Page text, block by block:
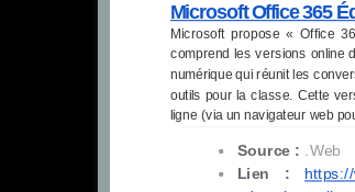
Microsoft Office 365
Microsoft propose « Office
comprend les versions online
numérique qui réunit les
outils pour la classe. Cette
ligne (via un navigateur web
Source : .Web
Lien :